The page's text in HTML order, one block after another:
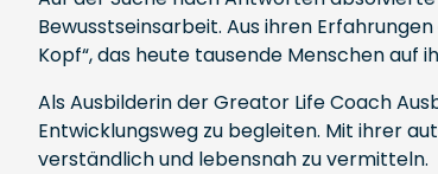
Bewusstseinsarbeit. Aus ihren
Kopf“, das heute tausende Menschen auf
Als Ausbilderin der Greator Life Coach
Entwicklungsweg zu begleiten. Mit ihrer
verständlich und lebensnah zu vermitteln.